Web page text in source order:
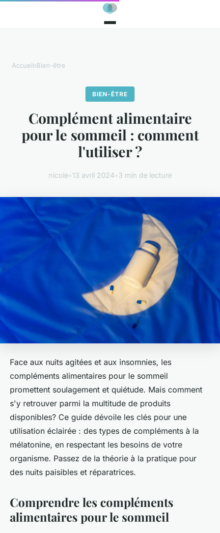
Accueil›Bien-être
BIEN-ÊTRE
Complément alimentaire
pour le sommeil : comment
l'utiliser ?
nicole•13 avril 2024•3 min de lecture
Face aux nuits agitées et aux insomnies, les
compléments alimentaires pour le sommeil
promettent soulagement et quiétude. Mais comment
s'y retrouver parmi la multitude de produits
disponibles? Ce guide dévoile les clés pour une
utilisation éclairée : des types de compléments à la
mélatonine, en respectant les besoins de votre
organisme. Passez de la théorie à la pratique pour
des nuits paisibles et réparatrices.
Comprendre les compléments
alimentaires pour le sommeil